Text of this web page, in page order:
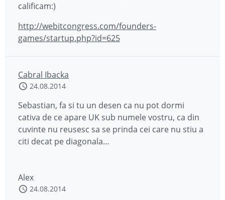
calificam:)
http://webitcongress.com/founders-
games/startup.php?id=625
Cabral Ibacka
24.08.2014
Sebastian, fa si tu un desen ca nu pot dormi
cativa de ce apare UK sub numele vostru, ca din
cuvinte nu reusesc sa se prinda cei care nu stiu a
citi decat pe diagonala…
Alex
24.08.2014